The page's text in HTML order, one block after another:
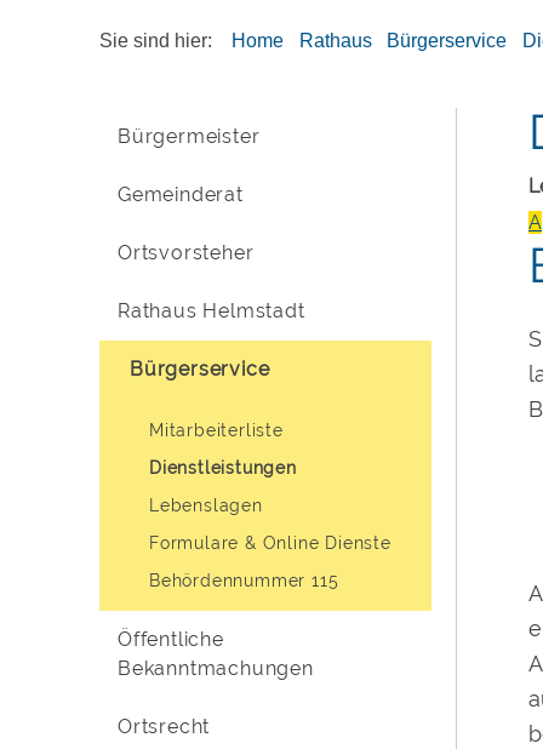
Sie sind hier: Home Rathaus Bürgerservice
Bürgermeister
Gemeinderat
Ortsvorsteher
Rathaus Helmstadt
Bürgerservice
Mitarbeiterliste
Dienstleistungen
Lebenslagen
Formulare & Online Dienste
Behördennummer 115
Öffentliche
Bekanntmachungen
Ortsrecht
A